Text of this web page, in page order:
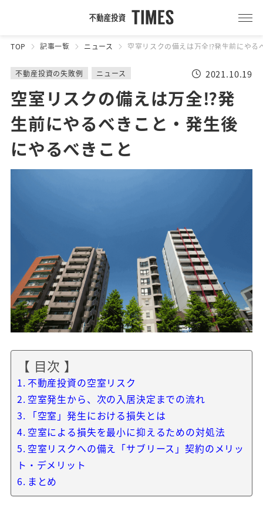
TOP 記事一覧 ニュース 空室リスクの備えは万全⁉発生前にやる
不動産投資の失敗例 ニュース 2021.10.19
空室リスクの備えは万全⁉発
生前にやるべきこと・発生後
にやるべきこと
【 目次 】
不動産投資の空室リスク
空室発生から、次の入居決定までの流れ
「空室」発生における損失とは
空室による損失を最小に抑えるための対処法
空室リスクへの備え「サブリース」契約のメリッ
ト・デメリット
まとめ